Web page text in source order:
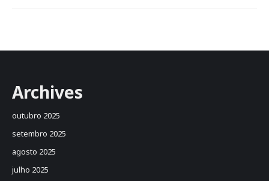
Archives
outubro 2025
setembro 2025
agosto 2025
julho 2025